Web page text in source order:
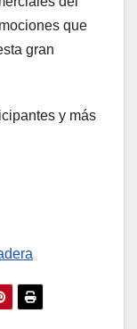
que
gran
y más